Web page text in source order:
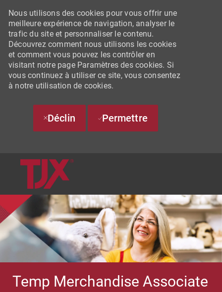
SKIP TO MAIN CONTENT
Nous utilisons des cookies pour vous offrir une
meilleure expérience de navigation, analyser le
trafic du site et personnaliser le contenu.
Découvrez comment nous utilisons les cookies
et comment vous pouvez les contrôler en
visitant notre page Paramètres des cookies. Si
vous continuez à utiliser ce site, vous consentez
à notre utilisation de cookies.
Déclin Permettre
Temp Merchandise Associate